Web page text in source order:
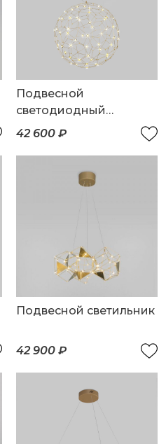
Подвесной
светодиодный
светильник
42 600 ₽
Подвесной светильник
42 900 ₽